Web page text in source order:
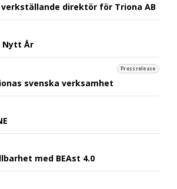
direktör för Triona AB
Nytt År
Pressrelease
svenska verksamhet
med BEAst 4.0